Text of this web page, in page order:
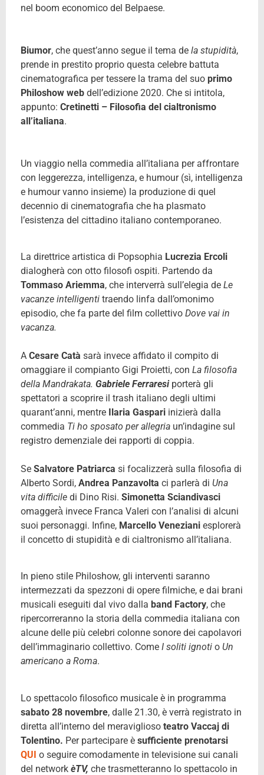
nel boom economico del Belpaese.
Biumor, che quest’anno segue il tema de la stupidità,
prende in prestito proprio questa celebre battuta
cinematografica per tessere la trama del suo primo
Philoshow web dell’edizione 2020. Che si intitola,
appunto: Cretinetti – Filosofia del cialtronismo
all’italiana.
Un viaggio nella commedia all’italiana per affrontare
con leggerezza, intelligenza, e humour (sì, intelligenza
e humour vanno insieme) la produzione di quel
decennio di cinematografia che ha plasmato
l’esistenza del cittadino italiano contemporaneo.
La direttrice artistica di Popsophia Lucrezia Ercoli
dialogherà con otto filosofi ospiti. Partendo da
Tommaso Ariemma, che interverrà sull’elegia de Le
vacanze intelligenti traendo linfa dall’omonimo
episodio, che fa parte del film collettivo Dove vai in
vacanza.
A Cesare Catà sarà invece affidato il compito di
omaggiare il compianto Gigi Proietti, con La filosofia
della Mandrakata. Gabriele Ferraresi porterà gli
spettatori a scoprire il trash italiano degli ultimi
quarant’anni, mentre Ilaria Gaspari inizierà dalla
commedia Ti ho sposato per allegria un’indagine sul
registro demenziale dei rapporti di coppia.
Se Salvatore Patriarca si focalizzerà sulla filosofia di
Alberto Sordi, Andrea Panzavolta ci parlerà di Una
vita difficile di Dino Risi. Simonetta Sciandivasci
omaggerà̀ invece Franca Valeri con l’analisi di alcuni
suoi personaggi. Infine, Marcello Veneziani esplorerà
il concetto di stupidità e di cialtronismo all’italiana.
In pieno stile Philoshow, gli interventi saranno
intermezzati da spezzoni di opere filmiche, e dai brani
musicali eseguiti dal vivo dalla band Factory, che
ripercorreranno la storia della commedia italiana con
alcune delle più celebri colonne sonore dei capolavori
dell’immaginario collettivo. Come I soliti ignoti o Un
americano a Roma.
Lo spettacolo filosofico musicale è in programma
sabato 28 novembre, dalle 21.30, è verrà registrato in
diretta all’interno del meraviglioso teatro Vaccaj di
Tolentino. Per partecipare è sufficiente prenotarsi
QUI o seguire comodamente in televisione sui canali
del network èTV, che trasmetteranno lo spettacolo in